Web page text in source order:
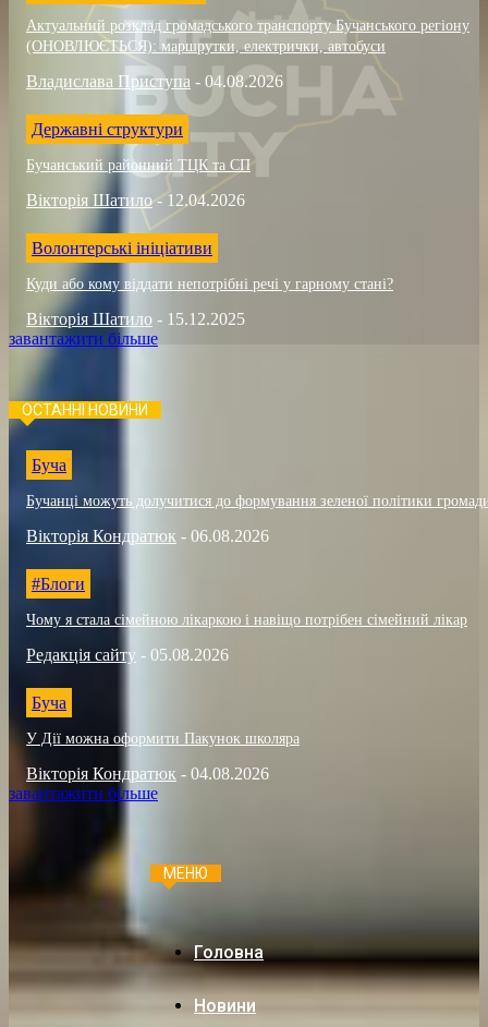
Актуальний розклад громадського транспорту Бучанського регіону
(ОНОВЛЮЄТЬСЯ): маршрутки, електрички, автобуси
Владислава Приступа - 04.08.2026
Державні структури
Бучанський районний ТЦК та СП
Вікторія Шатило - 12.04.2026
Волонтерські ініціативи
Куди або кому віддати непотрібні речі у гарному стані?
Вікторія Шатило - 15.12.2025
завантажити більше
ОСТАННІ НОВИНИ
Буча
Бучанці можуть долучитися до формування зеленої політики
Вікторія Кондратюк - 06.08.2026
#Блоги
Чому я стала сімейною лікаркою і навіщо потрібен сімейний лікар
Редакція сайту - 05.08.2026
Буча
У Дії можна оформити Пакунок школяра
Вікторія Кондратюк - 04.08.2026
завантажити більше
МЕНЮ
Головна
Новини